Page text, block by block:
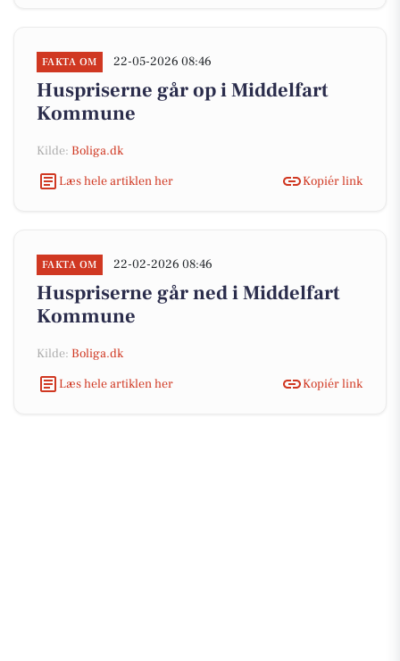
FAKTA OM 22-05-2026 08:46
Huspriserne går op i Middelfart
Kommune
Kilde: Boliga.dk
Læs hele artiklen her
Kopiér link
FAKTA OM 22-02-2026 08:46
Huspriserne går ned i Middelfart
Kommune
Kilde: Boliga.dk
Læs hele artiklen her
Kopiér link